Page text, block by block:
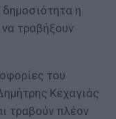
η
τραβήξουν
του
Κεχαγιάς
τραβούν πλέον